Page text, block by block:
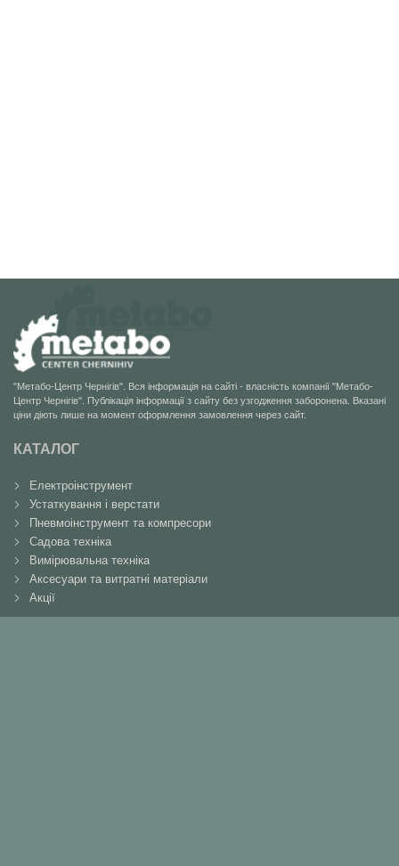
"Метабо-Центр Чернігів". Вся інформація на сайті - власність компанії "Метабо-
Центр Чернігів". Публікація інформації з сайту без узгодження заборонена. Вказані
ціни діють лише на момент оформлення замовлення через сайт.
КАТАЛОГ
Електроінструмент
Устаткування і верстати
Пневмоінструмент та компресори
Садова техніка
Вимірювальна техніка
Аксесуари та витратні матеріали
Акції